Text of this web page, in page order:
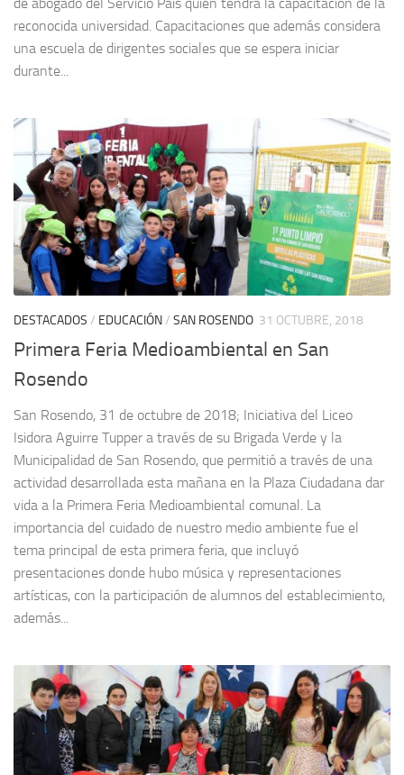
reconocida universidad. Capacitaciones que además considera
una escuela de dirigentes sociales que se espera iniciar
durante...
DESTACADOS / EDUCACIÓN/ SAN ROSENDO 31 OCTUBRE, 2018
Primera Feria Medioambiental en San
Rosendo
San Rosendo, 31 de octubre de 2018; Iniciativa del Liceo
Isidora Aguirre Tupper a través de su Brigada Verde y la
Municipalidad de San Rosendo, que permitió a través de una
actividad desarrollada esta mañana en la Plaza Ciudadana dar
vida a la Primera Feria Medioambiental comunal. La
importancia del cuidado de nuestro medio ambiente fue el
tema principal de esta primera feria, que incluyó
presentaciones donde hubo música y representaciones
artísticas, con la participación de alumnos del establecimiento,
además...